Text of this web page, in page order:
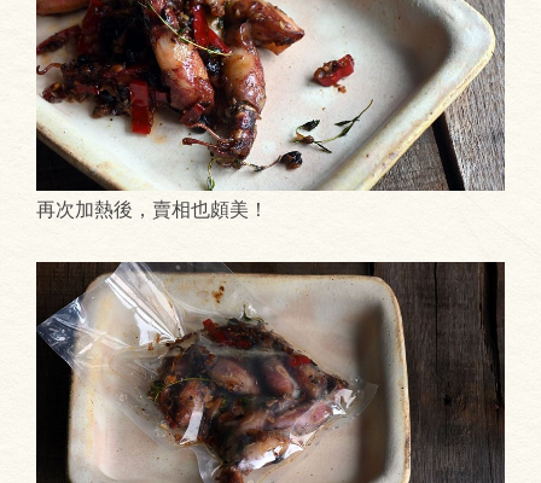
再次加熱後，賣相也頗美！